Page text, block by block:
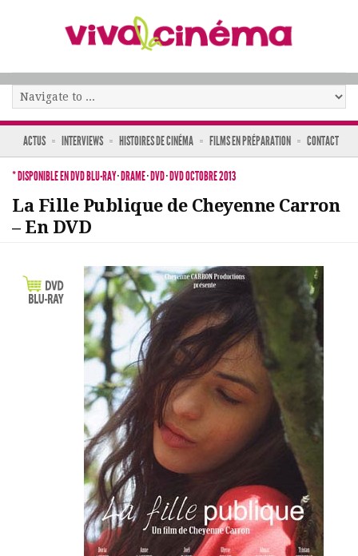
ACTUS INTERVIEWS HISTOIRES DE CINÉMA FILMS EN PRÉPARATION CONTACT
* DISPONIBLE EN DVD BLU-RAY·DRAME·DVD·DVD OCTOBRE 2013
La Fille Publique de Cheyenne Carron
– En DVD